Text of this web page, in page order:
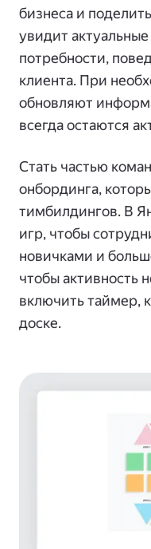
бизнеса и
увидит
потребности,
клиента. При
обновляют
всегда остаются
Стать частью
онбординга,
тимбилдингов. В
игр, чтобы
новичками и
чтобы активность
включить таймер,
доске.